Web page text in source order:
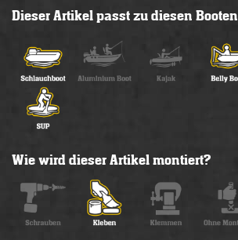
Dieser Artikel passt zu diesen Booten
Wie wird dieser Artikel montiert?